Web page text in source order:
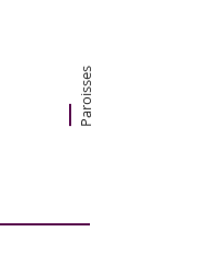
Paroisses